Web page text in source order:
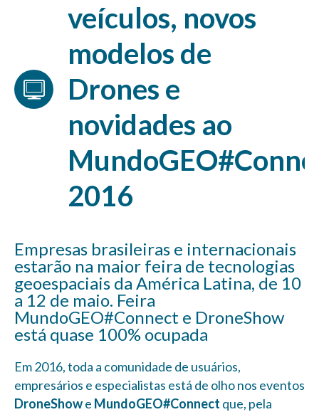
veículos, novos
modelos de
Drones e
novidades ao
2016
Empresas brasileiras e internacionais
estarão na maior feira de tecnologias
geoespaciais da América Latina, de 10
a 12 de maio. Feira
MundoGEO#Connect e DroneShow
está quase 100% ocupada
Em 2016, toda a comunidade de usuários,
empresários e especialistas está de olho nos eventos
DroneShowe MundoGEO#Connect que, pela